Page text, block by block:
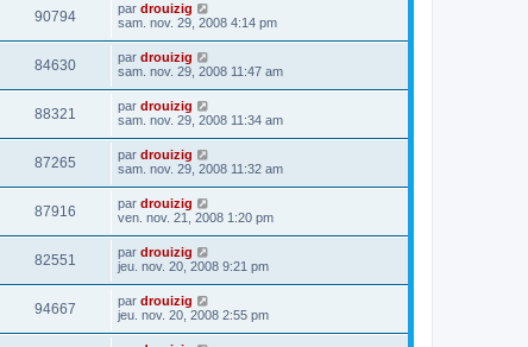
90794 par drouizig
sam. nov. 29, 2008 4:14 pm
84630 par drouizig
sam. nov. 29, 2008 11:47 am
88321 par drouizig
sam. nov. 29, 2008 11:34 am
87265 par drouizig
sam. nov. 29, 2008 11:32 am
87916 par drouizig
ven. nov. 21, 2008 1:20 pm
82551 par drouizig
jeu. nov. 20, 2008 9:21 pm
94667 par drouizig
jeu. nov. 20, 2008 2:55 pm